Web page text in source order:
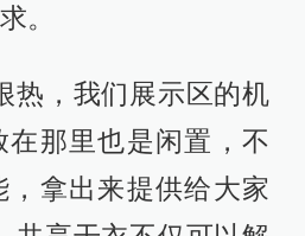
。
热，我们展示区的机
在那里也是闲置，不
拿出来提供给大家